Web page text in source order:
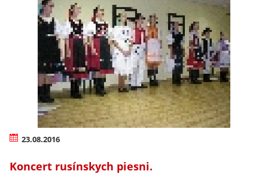
23.08.2016
Koncert rusínskych piesni.